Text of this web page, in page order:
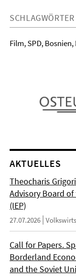
SCHLAGWÖRTER
Film, SPD,
AKTUELLES
Theocharis
Advisory Board
(IEP)
27.07.2026
Call for Papers.
Borderland
and the Soviet